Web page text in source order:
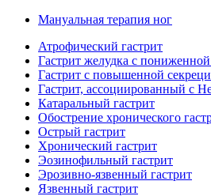
Мануальная терапия ног
Атрофический гастрит
Гастрит желудка с
Гастрит с повышенной
Гастрит, ассоциированный с
Катаральный гастрит
Обострение хронического
Острый гастрит
Хронический гастрит
Эозинофильный гастрит
Эрозивно-язвенный гастрит
Язвенный гастрит